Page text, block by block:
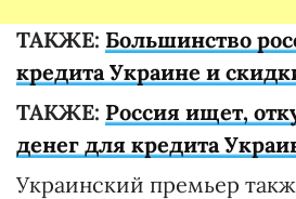
ТАКЖЕ: Большинство
кредита Украине и
ТАКЖЕ: Россия ищет,
денег для кредита
Украинский премьер